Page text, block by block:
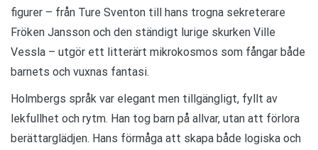
figurer – från Ture Sventon till hans trogna sekreterare
Fröken Jansson och den ständigt lurige skurken Ville
Vessla – utgör ett litterärt mikrokosmos som fångar både
barnets och vuxnas fantasi.
Holmbergs språk var elegant men tillgängligt, fyllt av
lekfullhet och rytm. Han tog barn på allvar, utan att förlora
berättarglädjen. Hans förmåga att skapa både logiska och